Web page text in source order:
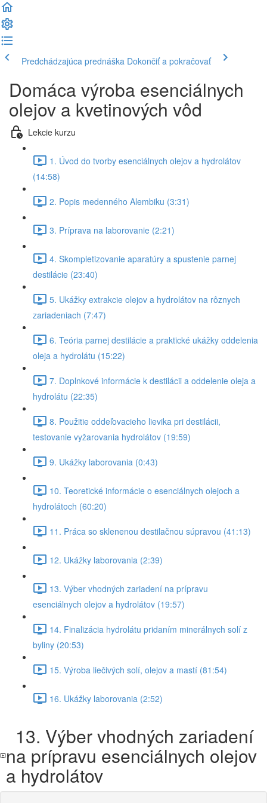
Predchádzajúca prednáška Dokončiť a pokračovať
Domáca výroba esenciálnych
olejov a kvetinových vôd
Lekcie kurzu
1. Úvod do tvorby esenciálnych olejov a hydrolátov
(14:58)
2. Popis medenného Alembiku (3:31)
3. Príprava na laborovanie (2:21)
4. Skompletizovanie aparatúry a spustenie parnej
destilácie (23:40)
5. Ukážky extrakcie olejov a hydrolátov na rôznych
zariadeniach (7:47)
6. Teória parnej destilácie a praktické ukážky oddelenia
oleja a hydrolátu (15:22)
7. Doplnkové informácie k destilácii a oddelenie oleja a
hydrolátu (22:35)
8. Použitie oddeľovacieho lievika pri destilácii,
testovanie vyžarovania hydrolátov (19:59)
9. Ukážky laborovania (0:43)
10. Teoretické informácie o esenciálnych olejoch a
hydrolátoch (60:20)
11. Práca so sklenenou destilačnou súpravou (41:13)
12. Ukážky laborovania (2:39)
13. Výber vhodných zariadení na prípravu
esenciálnych olejov a hydrolátov (19:57)
14. Finalizácia hydrolátu pridaním minerálnych solí z
byliny (20:53)
15. Výroba liečivých solí, olejov a mastí (81:54)
16. Ukážky laborovania (2:52)
13. Výber vhodných zariadení
na prípravu esenciálnych olejov
a hydrolátov